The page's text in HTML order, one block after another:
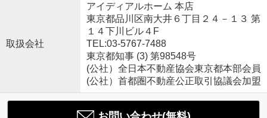
取扱会社
アイディアルホーム 本店
東京都品川区南大井６丁目２４－１３ 第
１４下川ビル４F
TEL:03-5767-7488
東京都知事 (3) 第98548号
(公社）全日本不動産協会東京都本部会員
(公社）首都圏不動産公正取引協議会加盟